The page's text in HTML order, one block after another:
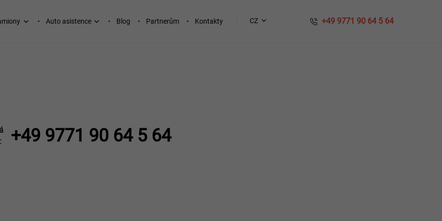
Auto asistence Blog Partnerům Kontakty CZ ​​ +49 9771 90 64 5 64
+49 9771 90 64 5 64